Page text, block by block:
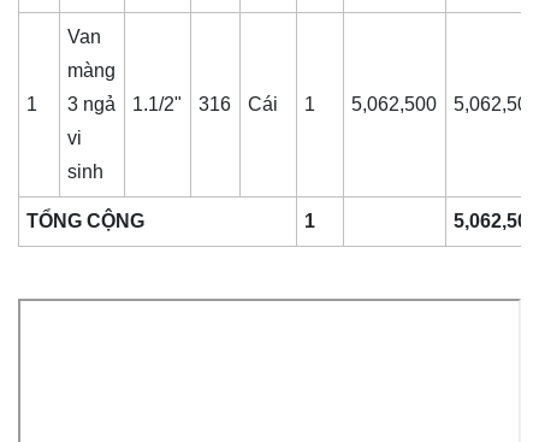
1
Van
màng
3 ngả
vi
sinh
1.1/2" 316 Cái 1 5,062,500 5,062,500
TỔNG CỘNG 1 5,062,500